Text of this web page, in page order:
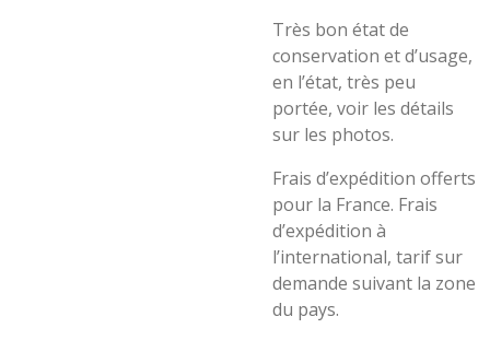
Très bon état de
conservation et d’usage,
en l’état, très peu
portée, voir les détails
sur les photos.
Frais d’expédition offerts
pour la France. Frais
d’expédition à
l’international, tarif sur
demande suivant la zone
du pays.